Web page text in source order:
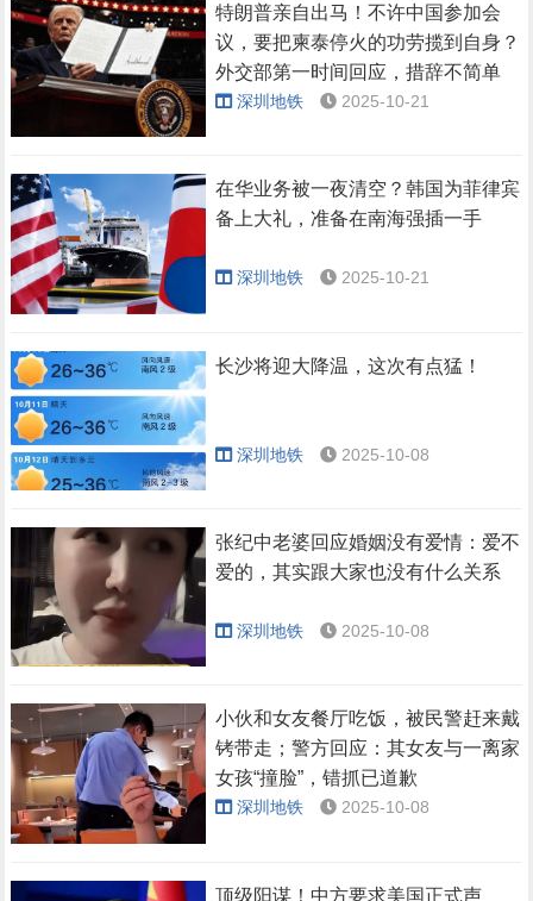
特朗普亲自出马！不许中国参加会
议，要把柬泰停火的功劳揽到自身？
外交部第一时间回应，措辞不简单
深圳地铁 2025-10-21
在华业务被一夜清空？韩国为菲律宾
备上大礼，准备在南海强插一手
深圳地铁 2025-10-21
长沙将迎大降温，这次有点猛！
深圳地铁 2025-10-08
张纪中老婆回应婚姻没有爱情：爱不
爱的，其实跟大家也没有什么关系
深圳地铁 2025-10-08
小伙和女友餐厅吃饭，被民警赶来戴
铐带走；警方回应：其女友与一离家
女孩“撞脸”，错抓已道歉
深圳地铁 2025-10-08
顶级阳谋！中方要求美国正式声